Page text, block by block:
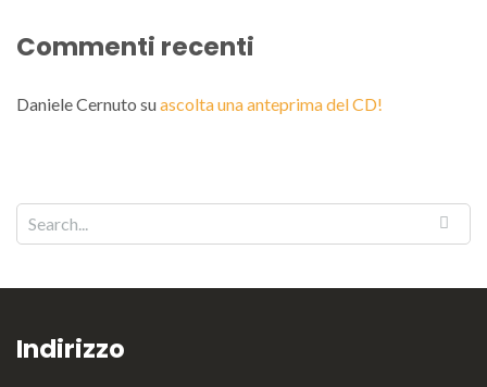
Commenti recenti
Daniele Cernuto suascolta una anteprima del CD!
Indirizzo